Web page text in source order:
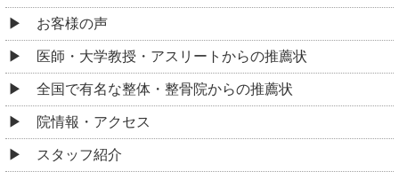
お客様の声
医師・大学教授・アスリートからの推薦状
全国で有名な整体・整骨院からの推薦状
院情報・アクセス
スタッフ紹介